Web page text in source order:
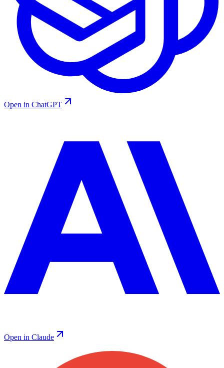
Open in ChatGPT
Open in Claude